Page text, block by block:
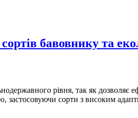
бавовнику та
рівня, так як
застосовуючи сорти з високим